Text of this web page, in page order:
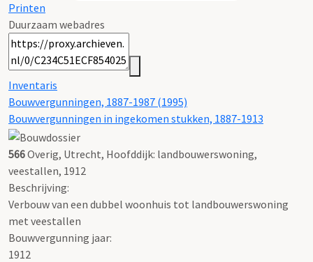
Printen
Duurzaam webadres
Inventaris
Bouwvergunningen, 1887-1987 (1995)
Bouwvergunningen in ingekomen stukken, 1887-1913
566Overig, Utrecht, Hoofddijk: landbouwerswoning,
veestallen, 1912
Beschrijving:
Verbouw van een dubbel woonhuis tot landbouwerswoning
met veestallen
Bouwvergunning jaar:
1912